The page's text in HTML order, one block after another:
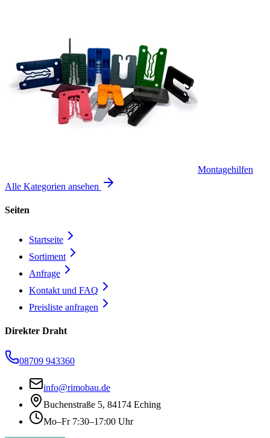
Montagehilfen
Alle Kategorien ansehen
Seiten
Startseite
Sortiment
Anfrage
Kontakt und FAQ
Preisliste anfragen
Direkter Draht
08709 943360
info@rimobau.de
Buchenstraße 5, 84174 Eching
Mo–Fr 7:30–17:00 Uhr